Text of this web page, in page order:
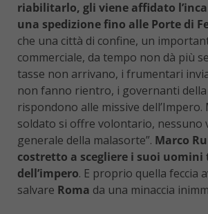
riabilitarlo, gli viene affidato
una spedizione fino alle Porte di
che una città di confine, un
commerciale, da tempo non dà più
tasse non arrivano, i frumentari
non fanno rientro, i governanti
rispondono alle missive dell’Impero.
soldato si offre volontario, nessuno
generale della malasorte”. Marco
costretto a scegliere i suoi uomini
dell’impero. E proprio quella feccia
salvare Roma da una minaccia